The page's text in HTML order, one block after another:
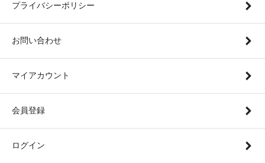
プライバシーポリシー
お問い合わせ
マイアカウント
会員登録
ログイン